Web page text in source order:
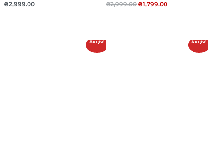
₴2,999.00 ₴2,999.00 ₴1,799.00
Акція! Акція!